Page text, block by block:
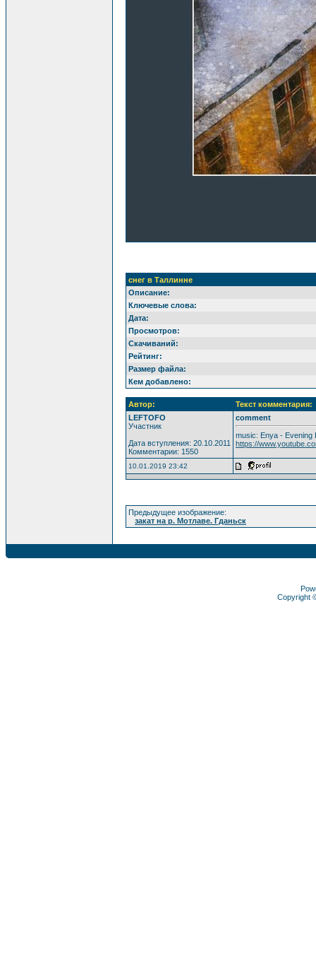
снег в Таллинне
Описание:
Ключевые слова:
Дата:
Просмотров:
Скачиваний:
Рейтинг:
Размер файла:
Кем добавлено:
Автор:
Текст комментария:
LEFTOFO
Участник
Дата вступления: 20.10.2011
Комментарии: 1550
comment
music: Enya - Evening
https://
10.01.2019 23:42
Предыдущее изображение:
закат на р. Мотлаве. Гданьск
Copyright